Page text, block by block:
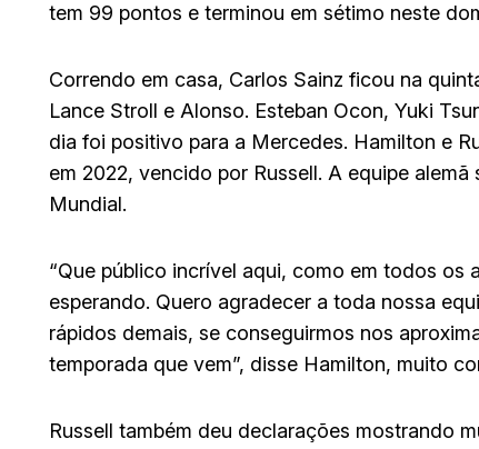
tem 99 pontos e terminou em sétimo neste
Correndo em casa, Carlos Sainz ficou na
Lance Stroll e Alonso. Esteban Ocon, Yuki
dia foi positivo para a Mercedes. Hamilton e
em 2022, vencido por Russell. A equipe
Mundial.
“Que público incrível aqui, como em todos os
esperando. Quero agradecer a toda nossa
rápidos demais, se conseguirmos nos
temporada que vem”, disse Hamilton, muito
Russell também deu declarações mostrando